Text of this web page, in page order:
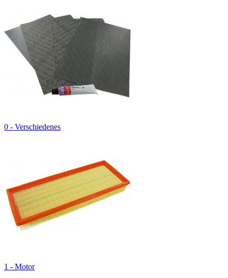
0 - Verschiedenes
1 - Motor